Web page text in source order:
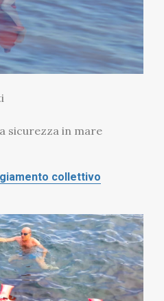
sicurezza in mare
collettivo